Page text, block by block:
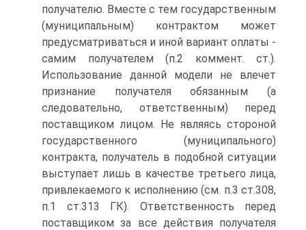
получателю. Вместе с тем государственным
(муниципальным) контрактом может
предусматриваться и иной вариант оплаты -
самим получателем (п.2 коммент. ст.).
Использование данной модели не влечет
признание получателя обязанным (а
следовательно, ответственным) перед
поставщиком лицом. Не являясь стороной
государственного (муниципального)
контракта, получатель в подобной ситуации
выступает лишь в качестве третьего лица,
привлекаемого к исполнению (см. п.3 ст.308,
п.1 ст.313 ГК). Ответственность перед
поставщиком за все действия получателя